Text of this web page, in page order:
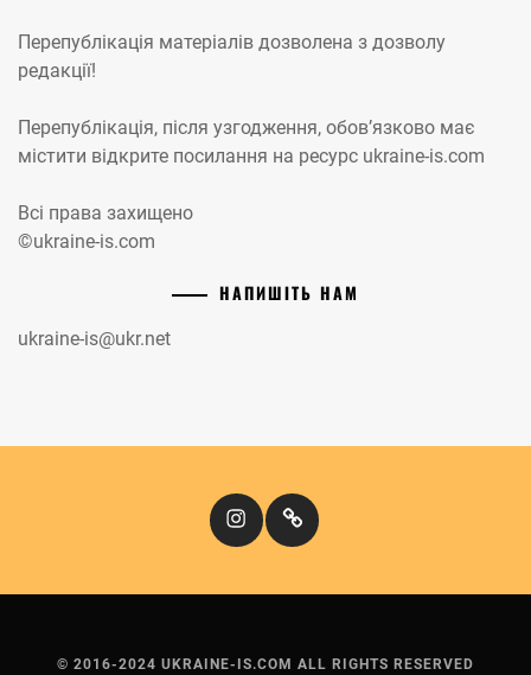
Перепублікація матеріалів дозволена з дозволу
редакції!
Перепублікація, після узгодження, обов’язково має
містити відкрите посилання на ресурс ukraine-is.com
Всі права захищено
©ukraine-is.com
НАПИШІТЬ НАМ
ukraine-is@ukr.net
InstagramКіномандри
© 2016-2024 UKRAINE-IS.COM ALL RIGHTS RESERVED